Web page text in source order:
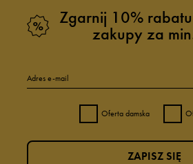
Zgarnij 10%
zakupy za
Adres e-mail
Oferta damska
ZAPISZ SIĘ